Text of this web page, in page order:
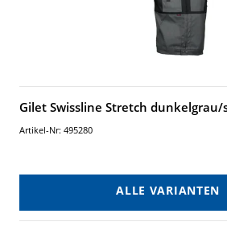
Gilet Swissline Stretch dunkelgrau/
Artikel-Nr: 495280
ALLE VARIANTEN